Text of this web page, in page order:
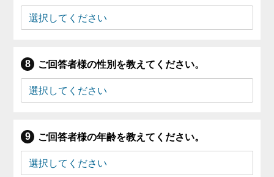
ご回答者様の性別を教えてください。
ご回答者様の年齢を教えてください。